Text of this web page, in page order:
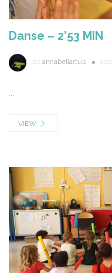
Danse – 2’53 MIN
by annabellartup
...
VIEW